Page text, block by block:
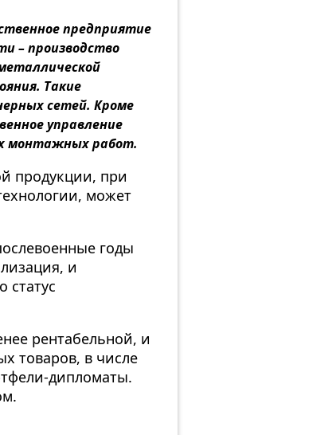
предприятие
– производство
Такие
сетей. Кроме
управление
монтажных работ.
продукции, при
может
годы
и
статус
рентабельной, и
товаров, в числе
дипломаты.